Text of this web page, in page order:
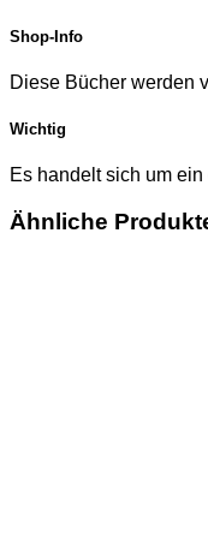
Shop-Info
Diese Bücher werden
Wichtig
Es handelt sich um
Ähnliche